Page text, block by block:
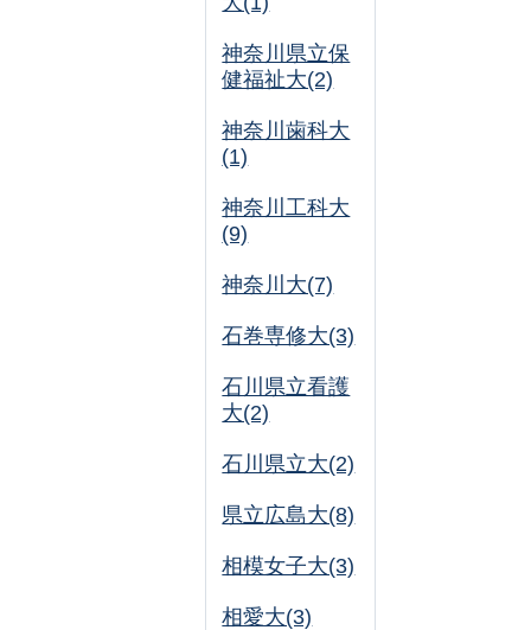
神奈川県立保
健福祉大(2)
神奈川歯科大
(1)
神奈川工科大
(9)
神奈川大(7)
石巻専修大(3)
石川県立看護
大(2)
石川県立大(2)
県立広島大(8)
相模女子大(3)
相愛大(3)